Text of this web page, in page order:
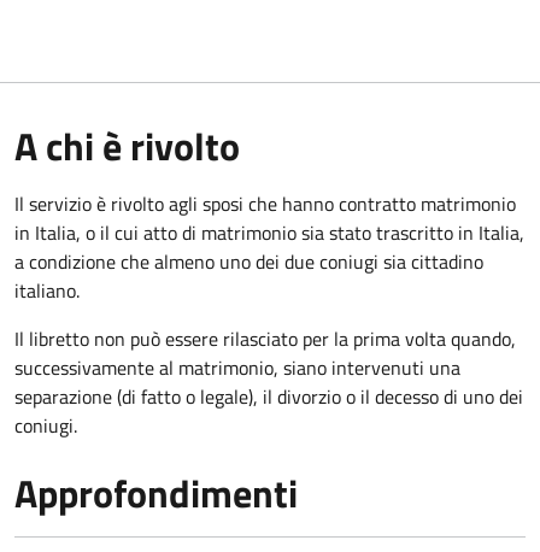
A chi è rivolto
Il servizio è rivolto agli sposi che hanno contratto matrimonio
in Italia, o il cui atto di matrimonio sia stato trascritto in Italia,
a condizione che almeno uno dei due coniugi sia cittadino
italiano.
Il libretto non può essere rilasciato per la prima volta quando,
successivamente al matrimonio, siano intervenuti una
separazione (di fatto o legale), il divorzio o il decesso di uno dei
coniugi.
Approfondimenti